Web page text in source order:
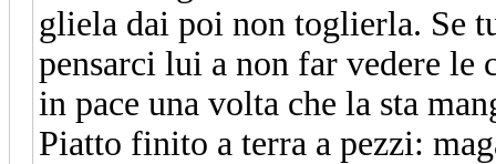
gliela dai poi non toglierla. Se
pensarci lui a non far vedere le
in pace una volta che la sta
Piatto finito a terra a pezzi: